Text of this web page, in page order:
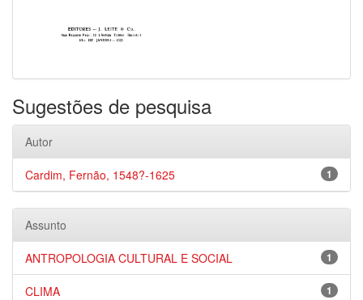
Sugestões de pesquisa
Autor
1
Cardim, Fernão, 1548?-1625
Assunto
1
ANTROPOLOGIA CULTURAL E SOCIAL
1
CLIMA